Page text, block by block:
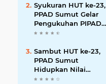
Bekangdam I/BB
Syukuran HUT ke-23,
PPAD Sumut Gelar
Pengukuhan PIPAD
Hingga Tradisi
Sambut HUT ke-23,
PPAD Sumut
Hidupkan Nilai
Pahlawan di TMP